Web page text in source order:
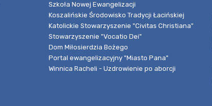
Szkoła Nowej Ewangelizacji
Koszalińskie Środowisko Tradycji Łacińskiej
Katolickie Stowarzyszenie "Civitas Christiana"
Stowarzyszenie "Vocatio Dei"
Dom Miłosierdzia Bożego
Portal ewangelizacyjny "Miasto Pana"
Winnica Racheli - Uzdrowienie po aborcji